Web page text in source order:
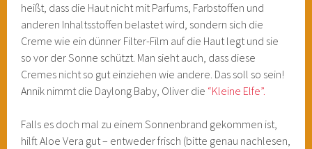
heißt, dass die Haut nicht mit Parfums, Farbstoffen und
anderen Inhaltsstoffen belastet wird, sondern sich die
Creme wie ein dünner Filter-Film auf die Haut legt und sie
so vor der Sonne schützt. Man sieht auch, dass diese
Cremes nicht so gut einziehen wie andere. Das soll so sein!
Annik nimmt die Daylong Baby, Oliver die “Kleine Elfe”.
Falls es doch mal zu einem Sonnenbrand gekommen ist,
hilft Aloe Vera gut – entweder frisch (bitte genau nachlesen,